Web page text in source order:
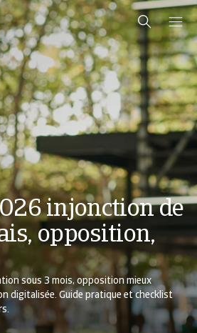
injonction de
opposition,
sous 3 mois, opposition mieux
digitalisée. Guide pratique et checklist